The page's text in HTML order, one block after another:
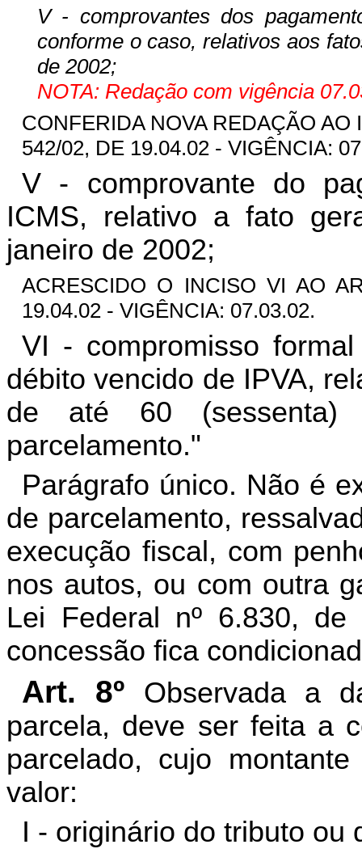
V - comprovantes dos
conforme o caso, relativos aos
de 2002;
NOTA: Redação com vigência
CONFERIDA NOVA REDAÇÃO AO
542/02, DE 19.04.02 - VIGÊNCIA:
V - comprovante do
ICMS, relativo a fato
janeiro de 2002;
ACRESCIDO O INCISO VI AO
19.04.02 - VIGÊNCIA: 07.03.02.
VI - compromisso
débito vencido de IPVA,
de até 60
parcelamento."
Parágrafo único. Não é
de parcelamento,
execução fiscal, com
nos autos, ou com outra
Lei Federal nº 6.830,
concessão fica
Art. 8º Observada a
parcela, deve ser feita a
parcelado, cujo
valor:
I - originário do tributo ou